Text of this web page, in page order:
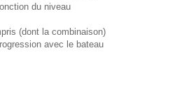
du niveau
(dont la combinaison)
avec le bateau